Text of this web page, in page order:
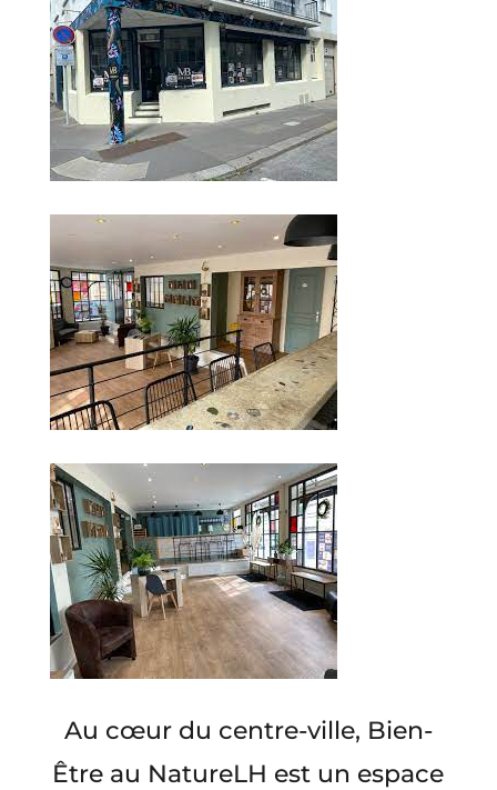
Au cœur du centre-ville, Bien-
Être au NatureLH est un espace